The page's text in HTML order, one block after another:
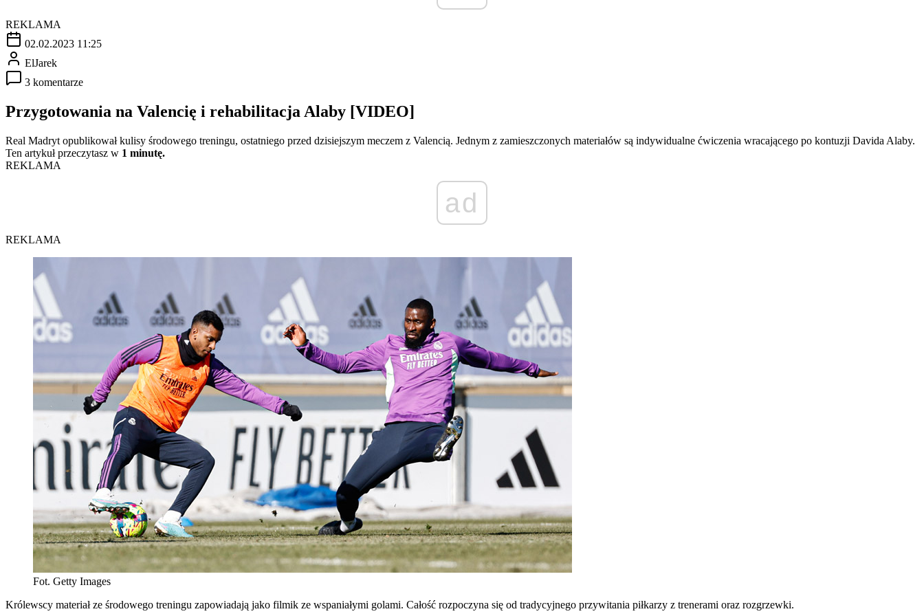
REKLAMA
02.02.2023 11:25
ElJarek
3 komentarze
Przygotowania na Valencię i rehabilitacja Alaby [VIDEO]
Real Madryt opublikował kulisy środowego treningu, ostatniego przed dzisiejszym meczem z Valencią. Jednym z zamieszczonych materiałów są indywidualne ćwiczenia wracającego po kontuzji Davida Alaby.
Ten artykuł przeczytasz w 1 minutę.
REKLAMA
ad
REKLAMA
Fot. Getty Images
Królewscy materiał ze środowego treningu zapowiadają jako filmik ze wspaniałymi golami. Całość rozpoczyna się od tradycyjnego przywitania piłkarzy z trenerami oraz rozgrzewki.